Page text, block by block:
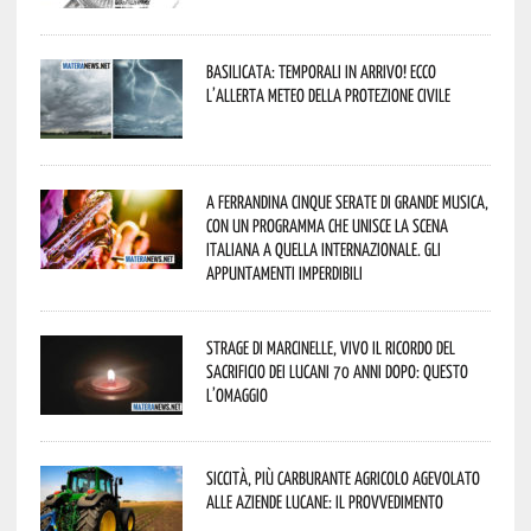
Basilicata: temporali in arrivo! Ecco
l’allerta meteo della Protezione civile
A Ferrandina cinque serate di grande musica,
con un programma che unisce la scena
italiana a quella internazionale. Gli
appuntamenti imperdibili
Strage di Marcinelle, vivo il ricordo del
sacrificio dei lucani 70 anni dopo: questo
l’omaggio
Siccità, più carburante agricolo agevolato
alle aziende lucane: il provvedimento